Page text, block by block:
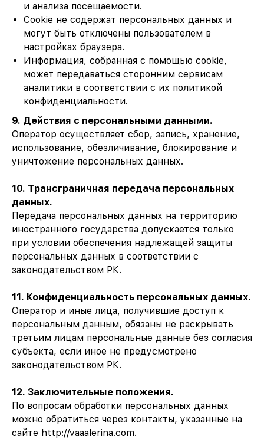
и анализа посещаемости.
Cookie не содержат персональных данных и
могут быть отключены пользователем в
настройках браузера.
Информация, собранная с помощью cookie,
может передаваться сторонним сервисам
аналитики в соответствии с их политикой
конфиденциальности.
9. Действия с персональными данными.
Оператор осуществляет сбор, запись, хранение,
использование, обезличивание, блокирование и
уничтожение персональных данных.
10. Трансграничная передача персональных
данных.
Передача персональных данных на территорию
иностранного государства допускается только
при условии обеспечения надлежащей защиты
персональных данных в соответствии с
законодательством РК.
11. Конфиденциальность персональных данных.
Оператор и иные лица, получившие доступ к
персональным данным, обязаны не раскрывать
третьим лицам персональные данные без согласия
субъекта, если иное не предусмотрено
законодательством РК.
12. Заключительные положения.
По вопросам обработки персональных данных
можно обратиться через контакты, указанные на
сайте http://vaaalerina.com.
2026
политика конфиденциальности
валерия